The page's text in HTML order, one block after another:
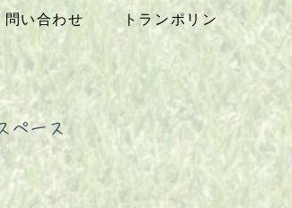
問い合わせ トランポリン
ペース